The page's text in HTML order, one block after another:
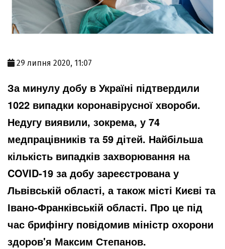
29 липня 2020, 11:07
За минулу добу в Україні підтвердили
1022 випадки коронавірусної хвороби.
Недугу виявили, зокрема, у 74
медпрацівників та 59 дітей. Найбільша
кількість випадків захворювання на
COVID-19 за добу зареєстрована у
Львівській області, а також місті Києві та
Івано-Франківській області. Про це під
час брифінгу повідомив міністр охорони
здоров'я Максим Степанов.